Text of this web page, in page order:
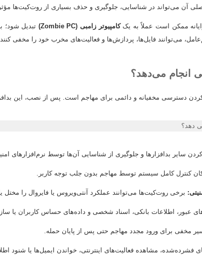
آن می‌تواند در شناسایی، جلوگیری و حذف بسیاری از روت‌کیت‌ها
ممکن است عملاً به یککامپیوتر زامبی (Zombie PC)
تبدیل شود؛
می‌توانند فایل‌ها، پردازش‌ها و فعالیت‌های مخرب خود را مخفی کنند
انجام می‌دهد؟
دسترسی مخفیانه و دائمی برای مهاجم است. پس از نصب، این
سایر بدافزارها و جلوگیری از شناسایی آن‌ها توسط نرم‌افزارهای
کنترل کامل سیستم توسط مهاجم بدون جلب توجه کاربر.
برخی روت‌کیت‌ها می‌توانند عملکرد آنتی‌ویروس یا فایروال را مختل یا
عبور، اطلاعات بانکی، اسناد شخصی و داده‌های حساس کاربران یا
مخفی برای ورود مجدد مهاجم حتی پس از پایان حمله.
فشرده‌شده، مشاهده فعالیت‌های اینترنتی، خواندن ایمیل‌ها یا شنود